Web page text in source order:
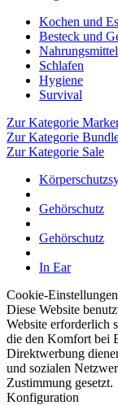
Kochen und
Besteck und
Nahrungsmittel
Schlafen
Hygiene
Survival
Zur Kategorie
Zur Kategorie
Zur Kategorie Sale
Gehörschutz
Gehörschutz
In Ear
Cookie-Einstellungen
Diese Website
Website erforderlich
die den Komfort bei
Direktwerbung
und sozialen
Zustimmung gesetzt.
Konfiguration